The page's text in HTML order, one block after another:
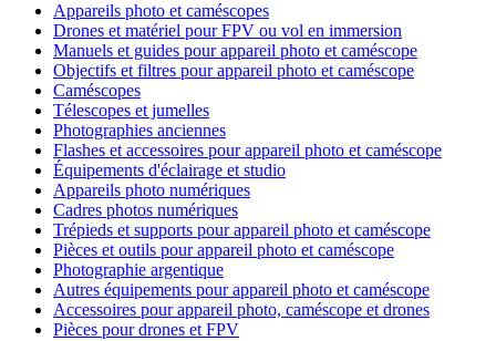
Appareils photo et caméscopes
Drones et matériel pour FPV ou vol en immersion
Manuels et guides pour appareil photo et caméscope
Objectifs et filtres pour appareil photo et caméscope
Caméscopes
Télescopes et jumelles
Photographies anciennes
Flashes et accessoires pour appareil photo et caméscope
Équipements d'éclairage et studio
Appareils photo numériques
Cadres photos numériques
Trépieds et supports pour appareil photo et caméscope
Pièces et outils pour appareil photo et caméscope
Photographie argentique
Autres équipements pour appareil photo et caméscope
Accessoires pour appareil photo, caméscope et drones
Pièces pour drones et FPV